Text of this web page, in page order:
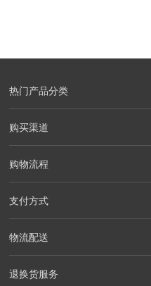
热门产品分类
购买渠道
购物流程
支付方式
物流配送
退换货服务